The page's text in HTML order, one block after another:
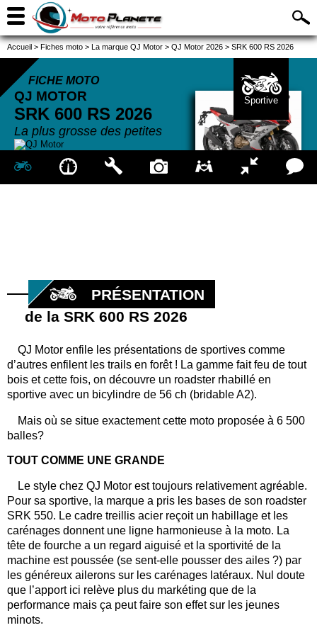
Accueil > Fiches moto > La marque QJ Motor > QJ Motor 2026 > SRK 600 RS 2026
FICHE MOTO
QJ MOTOR
SRK 600 RS 2026
La plus grosse des petites
Sportive
PRÉSENTATION
de la SRK 600 RS 2026
QJ Motor enfile les présentations de sportives comme
d’autres enfilent les trails en forêt ! La gamme fait feu de tout
bois et cette fois, on découvre un roadster rhabillé en
sportive avec un bicylindre de 56 ch (bridable A2).
Mais où se situe exactement cette moto proposée à 6 500
balles?
TOUT COMME UNE GRANDE
Le style chez QJ Motor est toujours relativement agréable.
Pour sa sportive, la marque a pris les bases de son roadster
SRK 550. Le cadre treillis acier reçoit un habillage et les
carénages donnent une ligne harmonieuse à la moto. La
tête de fourche a un regard aiguisé et la sportivité de la
machine est poussée (se sent-elle pousser des ailes ?) par
les généreux ailerons sur les carénages latéraux. Nul doute
que l’apport ici relève plus du markéting que de la
performance mais ça peut faire son effet sur les jeunes
minots.